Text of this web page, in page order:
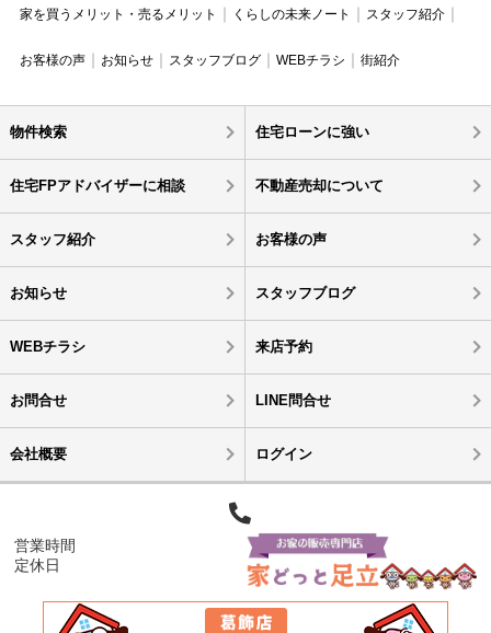
家を買うメリット・売るメリット くらしの未来ノート スタッフ紹介
お客様の声 お知らせ スタッフブログ WEBチラシ 街紹介
物件検索 住宅ローンに強い
住宅FPアドバイザーに相談 不動産売却について
スタッフ紹介 お客様の声
お知らせ スタッフブログ
WEBチラシ 来店予約
お問合せ LINE問合せ
会社概要 ログイン
営業時間
定休日